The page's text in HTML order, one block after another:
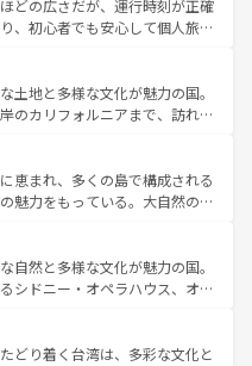
まらない英国パブ、サッカー観
きる体験も豊富。イギリスを旅
。
どの広さだが、運行時刻が正確
、初心者でも安心して個人旅行
、スイスならではのユニークな
光だけでなく町歩きも満喫する
が高いため物価も高いが、旅行
むこともできる。 なお、新
ツ一覧 を参照してほしい。
土地と多様な文化が魅力の国。
のカリフォルニアまで、訪れる
、ショッピング、エンターテイ
なスポットだ。一方、アメリカ
グランドキャニオンやイエロー
、音楽と美食が融合した独特の
リカの各地域で異なる魅力を楽
豊かな歴史を感じることができ
新着のアメリカ
照してほしい。
恵まれ、多くの島で構成される
魅力をもっている。大自然の神
、定番の観光地といえばオアフ
るならマウイ島やカウアイ島が
ーンに輝く海をはじめ、豊かな
る人々を迎えてくれるハワイの
ードやハワイアンミュージッ
自然と多様な文化が魅力の国。
シドニー・オペラハウス、オー
そびえるウルル（エアーズロッ
原生林やケアンズの熱帯雨林な
どり着く台湾は、多彩な文化と